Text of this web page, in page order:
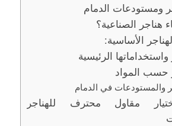
ومستودعات الدمام
هناجر الصناعية؟
الأساسية:
واستخداماتها الرئيسية
حسب المواد
والمستودعات في الدمام
مقاول محترف للهناجر